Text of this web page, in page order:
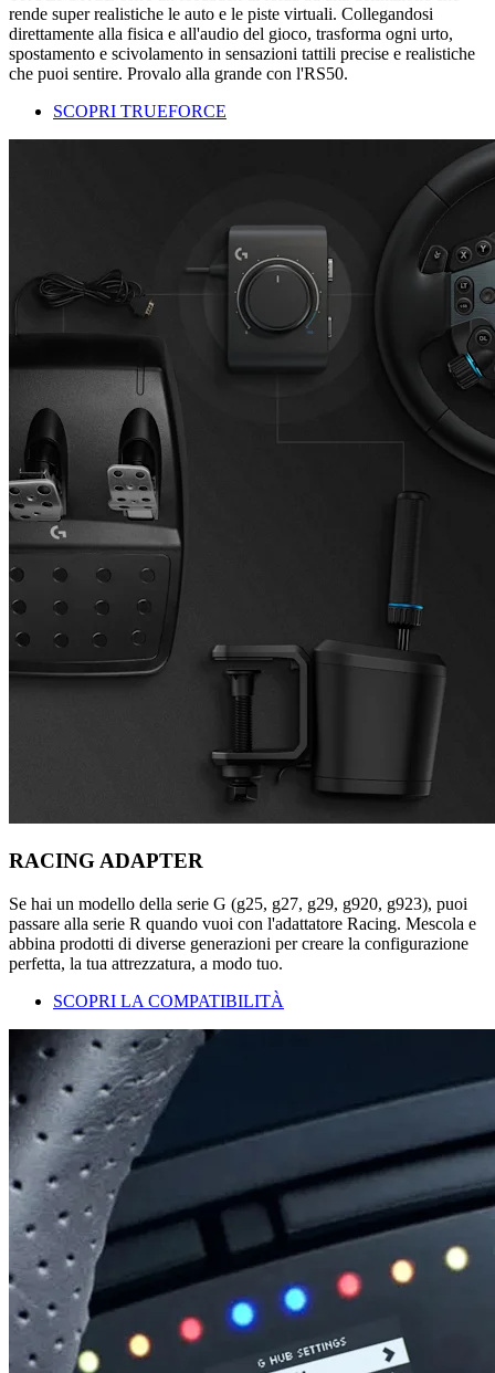
rende super realistiche le auto e le piste virtuali. Collegandosi
direttamente alla fisica e all'audio del gioco, trasforma ogni urto,
spostamento e scivolamento in sensazioni tattili precise e realistiche
che puoi sentire. Provalo alla grande con l'RS50.
SCOPRI TRUEFORCE
RACING ADAPTER
Se hai un modello della serie G (g25, g27, g29, g920, g923), puoi
passare alla serie R quando vuoi con l'adattatore Racing. Mescola e
abbina prodotti di diverse generazioni per creare la configurazione
perfetta, la tua attrezzatura, a modo tuo.
SCOPRI LA COMPATIBILITÀ